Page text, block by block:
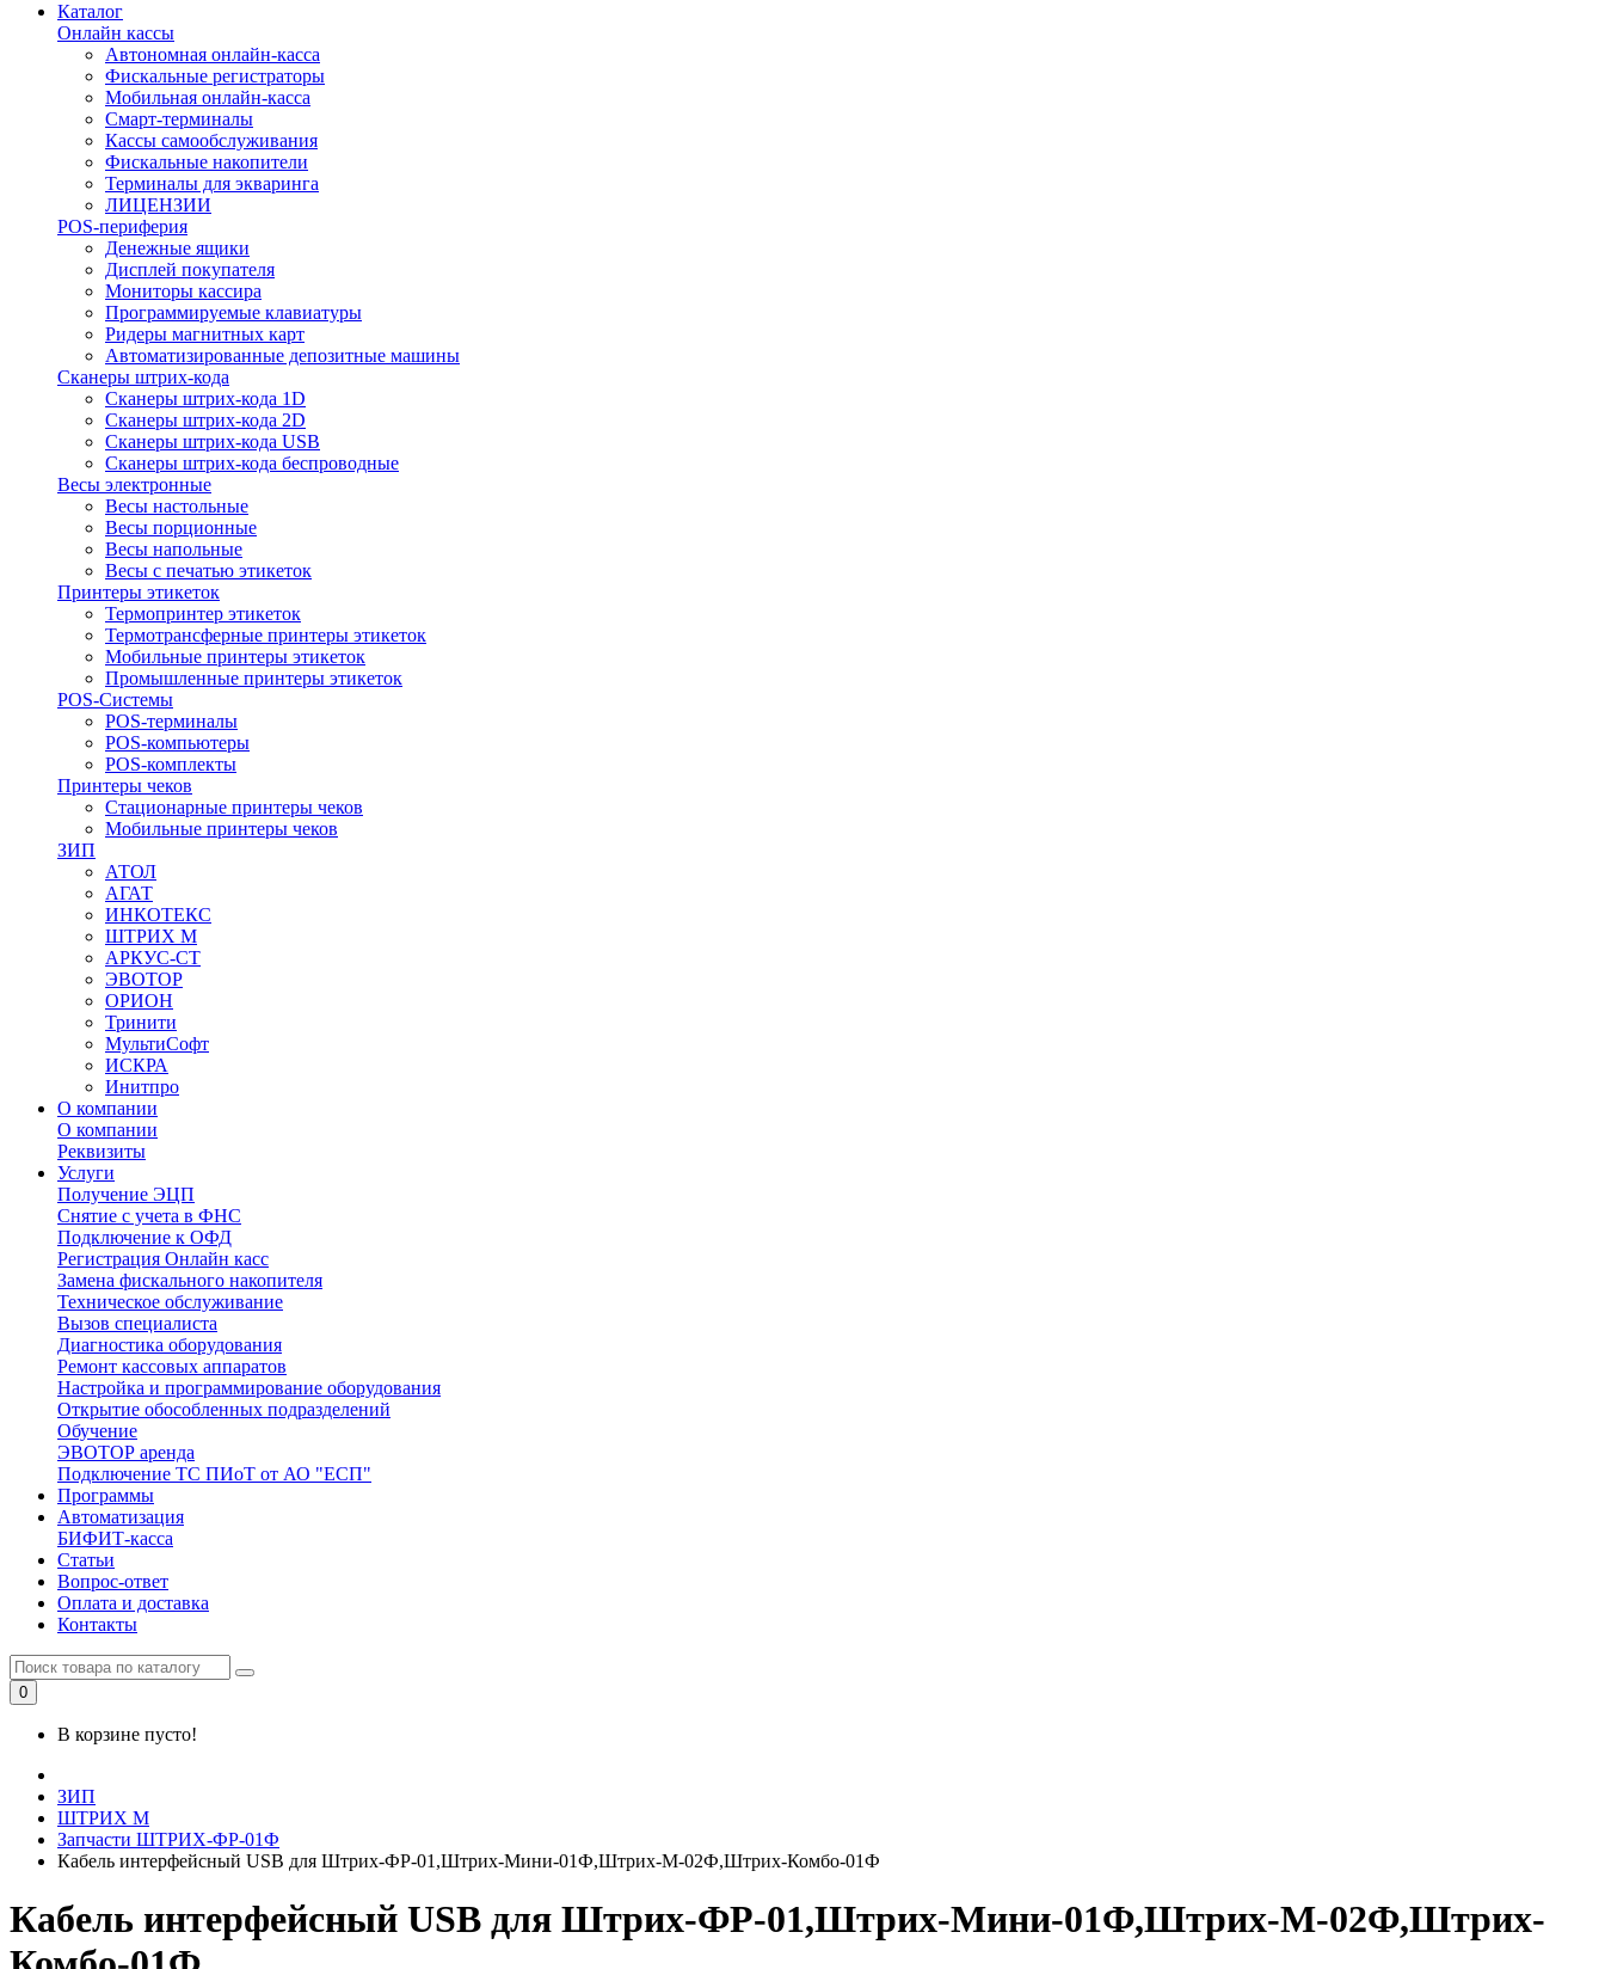
Каталог
Онлайн кассы
Автономная онлайн-касса
Фискальные регистраторы
Мобильная онлайн-касса
Смарт-терминалы
Кассы самообслуживания
Фискальные накопители
Терминалы для экваринга
ЛИЦЕНЗИИ
POS-периферия
Денежные ящики
Дисплей покупателя
Мониторы кассира
Программируемые клавиатуры
Ридеры магнитных карт
Автоматизированные депозитные машины
Сканеры штрих-кода
Сканеры штрих-кода 1D
Сканеры штрих-кода 2D
Сканеры штрих-кода USB
Сканеры штрих-кода беспроводные
Весы электронные
Весы настольные
Весы порционные
Весы напольные
Весы с печатью этикеток
Принтеры этикеток
Термопринтер этикеток
Термотрансферные принтеры этикеток
Мобильные принтеры этикеток
Промышленные принтеры этикеток
POS-Системы
POS-терминалы
POS-компьютеры
POS-комплекты
Принтеры чеков
Стационарные принтеры чеков
Мобильные принтеры чеков
ЗИП
АТОЛ
АГАТ
ИНКОТЕКС
ШТРИХ М
АРКУС-СТ
ЭВОТОР
ОРИОН
Тринити
МультиСофт
ИСКРА
Инитпро
О компании
О компании
Реквизиты
Услуги
Получение ЭЦП
Снятие с учета в ФНС
Подключение к ОФД
Регистрация Онлайн касс
Замена фискального накопителя
Техническое обслуживание
Вызов специалиста
Диагностика оборудования
Ремонт кассовых аппаратов
Настройка и программирование оборудования
Открытие обособленных подразделений
Обучение
ЭВОТОР аренда
Подключение ТС ПИоТ от АО "ЕСП"
Программы
Автоматизация
БИФИТ-касса
Статьи
Вопрос-ответ
Оплата и доставка
Контакты
0
В корзине пусто!
ЗИП
ШТРИХ М
Запчасти ШТРИХ-ФР-01Ф
Кабель интерфейсный USB для Штрих-ФР-01,Штрих-Мини-01Ф,Штрих-М-02Ф,Штрих-Комбо-01Ф
Кабель интерфейсный USB для Штрих-ФР-01,Штрих-Мини-01Ф,Штрих-М-02Ф,Штрих-